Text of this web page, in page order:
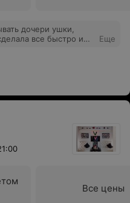
дочери ушки,
все быстро и
теперь только его
Еще
Все цены